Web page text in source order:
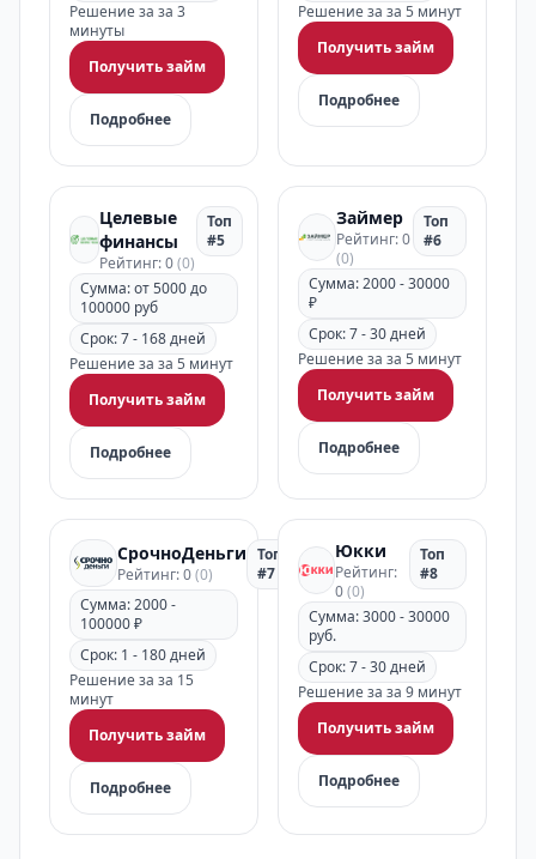
Решение за за 3
минуты
Получить займ
Подробнее
Решение за за 5 минут
Получить займ
Подробнее
Целевые
финансы
Рейтинг: 0(0)
Топ
#5
Сумма: от 5000 до
100000 руб
Срок: 7 - 168 дней
Решение за за 5 минут
Получить займ
Подробнее
Займер
Рейтинг: 0
(0)
Топ
#6
Сумма: 2000 - 30000
₽
Срок: 7 - 30 дней
Решение за за 5 минут
Получить займ
Подробнее
СрочноДеньги
Рейтинг: 0(0)
Топ
#7
Сумма: 2000 -
100000 ₽
Срок: 1 - 180 дней
Решение за за 15
минут
Получить займ
Подробнее
Юкки
Рейтинг:
0(0)
Топ
#8
Сумма: 3000 - 30000
руб.
Срок: 7 - 30 дней
Решение за за 9 минут
Получить займ
Подробнее